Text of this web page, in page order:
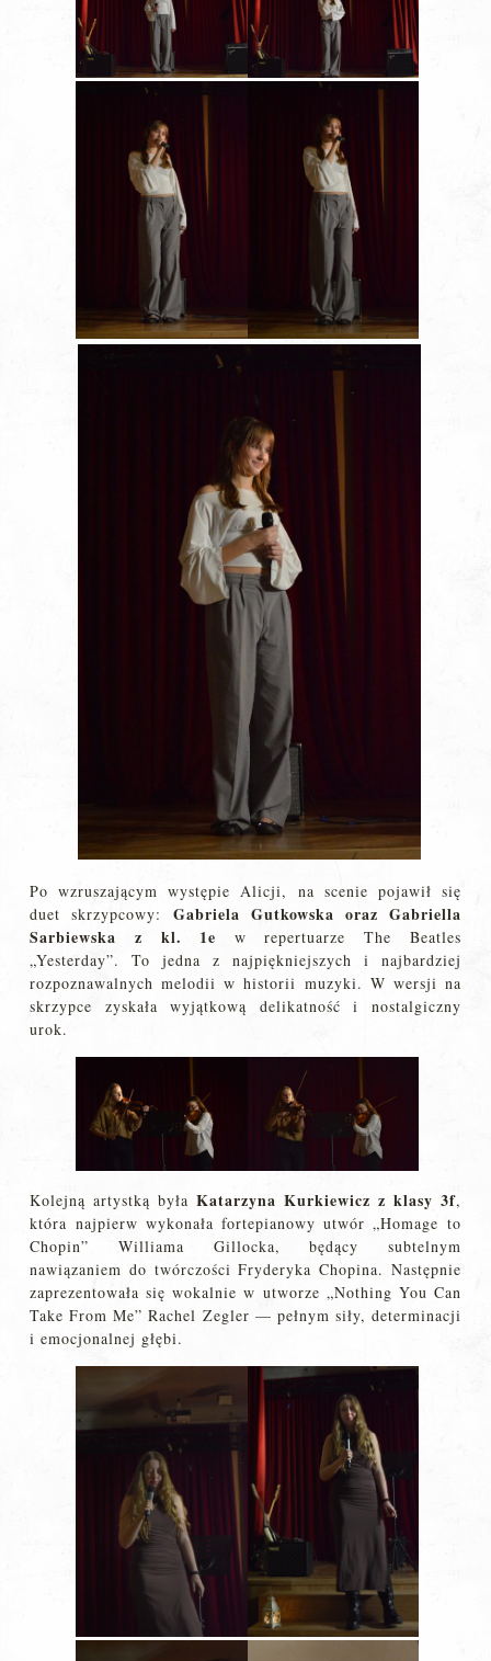
Po wzruszającym występie Alicji, na scenie pojawił się
duet skrzypcowy: Gabriela Gutkowska oraz Gabriella
Sarbiewska z kl. 1e w repertuarze The Beatles
„Yesterday”. To jedna z najpiękniejszych i najbardziej
rozpoznawalnych melodii w historii muzyki. W wersji na
skrzypce zyskała wyjątkową delikatność i nostalgiczny
urok.
Kolejną artystką byłaKatarzyna Kurkiewicz z klasy 3f,
która najpierw wykonała fortepianowy utwór „Homage to
Chopin” Williama Gillocka, będący subtelnym
nawiązaniem do twórczości Fryderyka Chopina. Następnie
zaprezentowała się wokalnie w utworze „Nothing You Can
Take From Me” Rachel Zegler — pełnym siły, determinacji
i emocjonalnej głębi.